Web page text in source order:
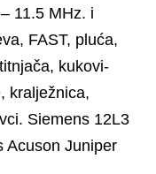
11.5 MHz. i
FAST, pluća,
kukovi-
kralježnica,
Siemens 12L3
Acuson Juniper